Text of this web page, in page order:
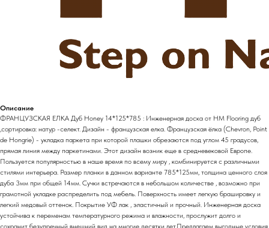
Описание
ФРАНЦУЗСКАЯ ЕЛКА Дуб Honey 14*125*785 : Инженерная доска от HM Flooring дуб
,сортировка: натур -селект. Дизайн - французская елка. Французская ёлка (Chevron, Point
de Hongrie) - укладка паркета при которой плашки обрезаются под углом 45 градусов,
прямая линия между паркетинами. Этот дизайн возник еще в средневековой Европе.
Пользуется популярностью в наше время по всему миру , комбинируется с различными
стилями интерьера. Размер планки в данном варианте 785*125мм, толщина ценного слоя
дуба 3мм при общей 14мм. Сучки встречаются в небольшом количестве , возможно при
грамотной укладке распределить под мебель. Поверхность имеет легкую брашировку и
легкий медовый оттенок. Покрытие УФ лак , эластичный и прочный. Инженерная доска
устойчива к переменам температурного режима и влажности, прослужит долго и
сохранит безупречный внешний вид на многие десятки лет.Предлагаем выгодные условия